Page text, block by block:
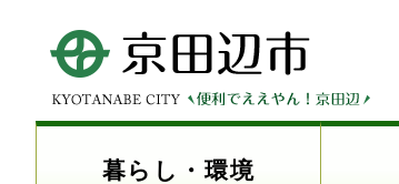
暮らし・環境